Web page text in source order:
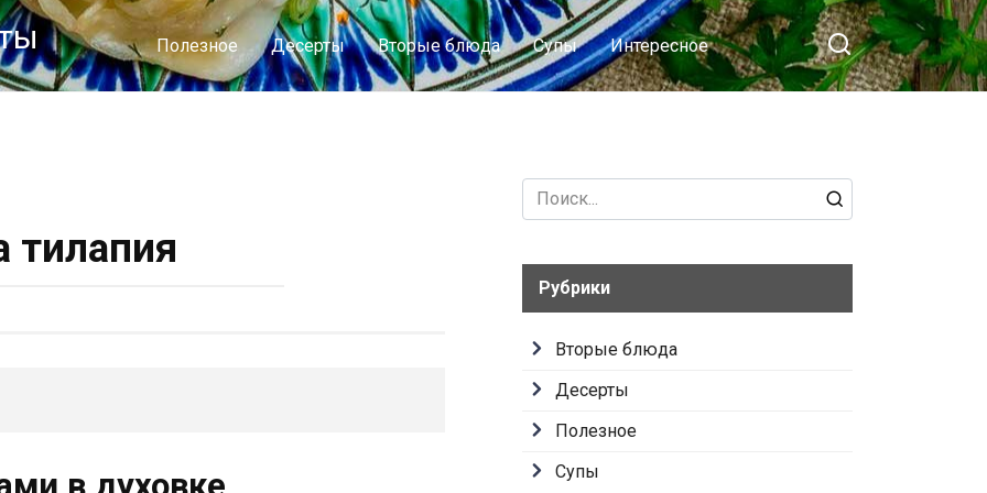
Полезное Десерты Вторые блюда Супы Интересное
тилапия
Search
for:
Рубрики
Вторые блюда
Десерты
Полезное
Супы